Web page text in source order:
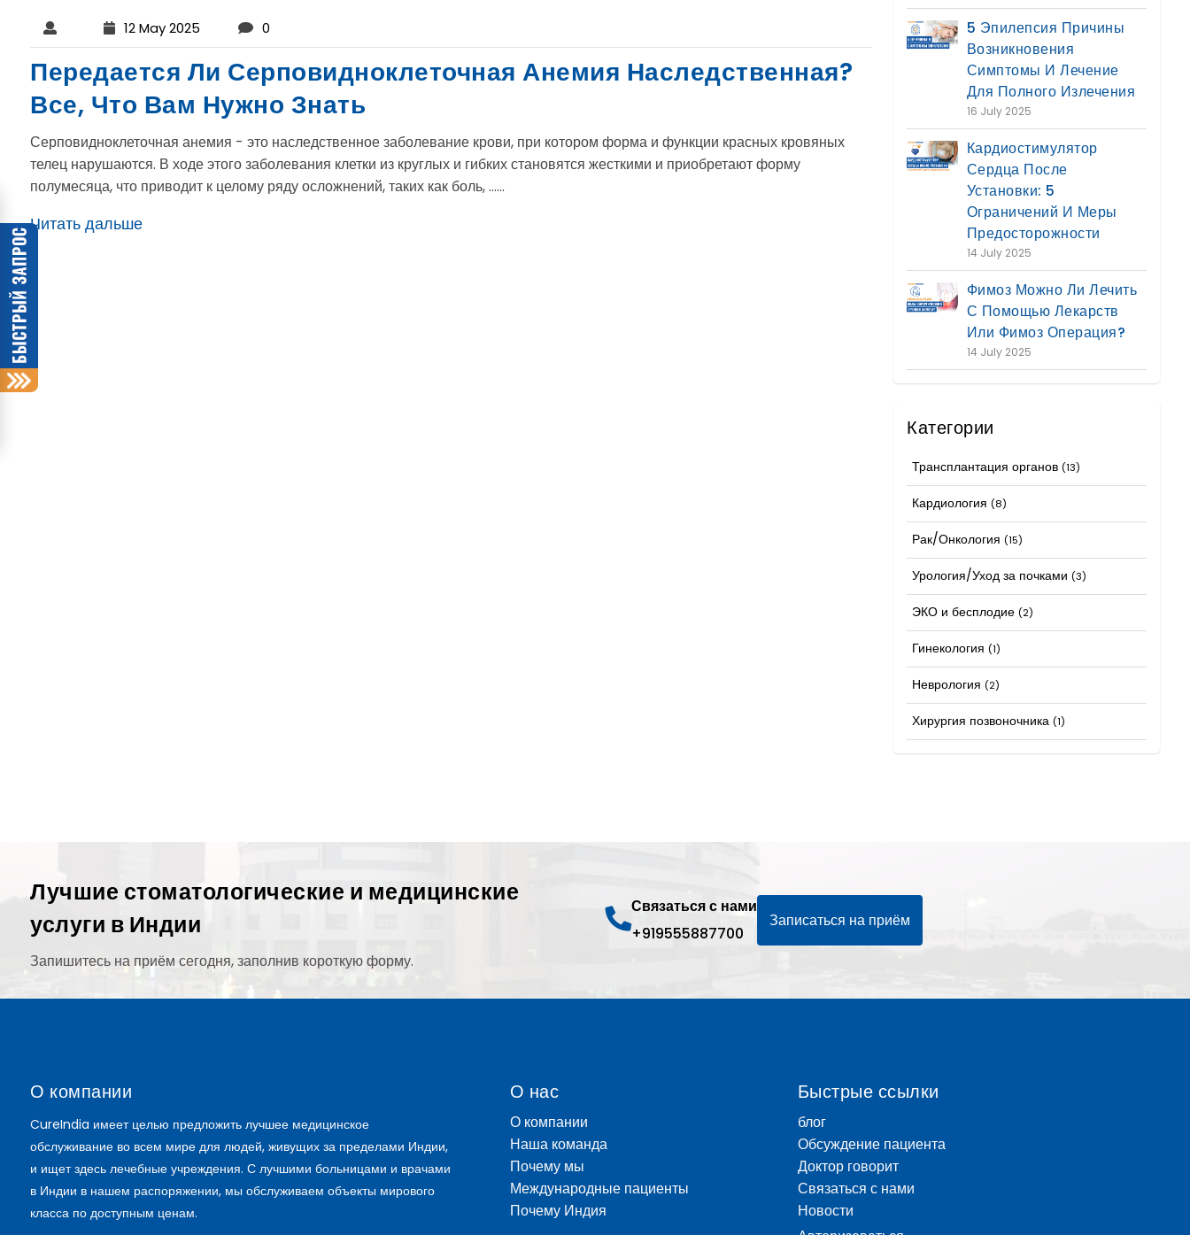
12 May 2025 0
Передается Ли Серповидноклеточная Анемия Наследственная?
Все, Что Вам Нужно Знать
Серповидноклеточная анемия - это наследственное заболевание крови, при котором форма и функции красных кровяных
телец нарушаются. В ходе этого заболевания клетки из круглых и гибких становятся жесткими и приобретают форму
полумесяца, что приводит к целому ряду осложнений, таких как боль, ......
Читать дальше
5 Эпилепсия Причины
Возникновения
Симптомы И Лечение
Для Полного Излечения
16 July 2025
Кардиостимулятор
Сердца После
Установки: 5
Ограничений И Меры
Предосторожности
14 July 2025
Фимоз Можно Ли Лечить
С Помощью Лекарств
Или Фимоз Операция?
14 July 2025
Категории
Трансплантация органов (13)
Кардиология (8)
Рак/Онкология (15)
Урология/Уход за почками (3)
ЭКО и бесплодие (2)
Гинекология (1)
Неврология (2)
Хирургия позвоночника (1)
Лучшие стоматологические и медицинские
услуги в Индии
Запишитесь на приём сегодня, заполнив короткую форму.
Связаться с нами
+919555887700
Записаться на приём
О компании
CureIndia имеет целью предложить лучшее медицинское
обслуживание во всем мире для людей, живущих за пределами Индии,
и ищет здесь лечебные учреждения. С лучшими больницами и врачами
в Индии в нашем распоряжении, мы обслуживаем объекты мирового
класса по доступным ценам.
О нас
О компании
Наша команда
Почему мы
Международные пациенты
Почему Индия
Быстрые ссылки
блог
Обсуждение пациента
Доктор говорит
Связаться с нами
Новости